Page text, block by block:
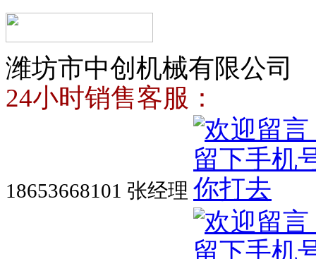
潍坊市中创机械有限公司
24小时销售客服：
18653668101 张经理